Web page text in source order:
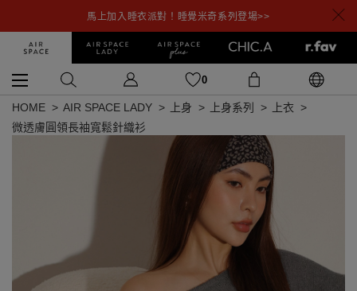
馬上加入睡衣派對！睡覺米奇系列登場>>
0
HOME AIR SPACE LADY 上身 上身系列
上衣
微透膚圓領長袖寬鬆針織衫